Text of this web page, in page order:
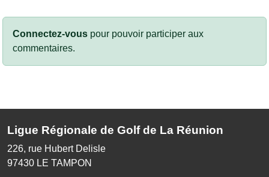
Connectez-vous pour pouvoir participer aux
commentaires.
Ligue Régionale de Golf de La Réunion
226, rue Hubert Delisle
97430 LE TAMPON